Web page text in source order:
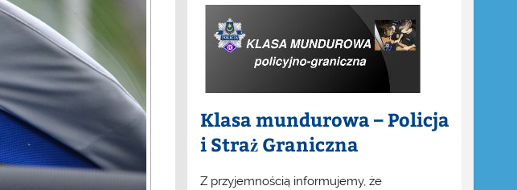
Klasa mundurowa – Policja
i Straż Graniczna
Z przyjemnością informujemy, że